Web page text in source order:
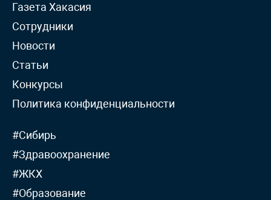
Газета Хакасия
Сотрудники
Новости
Статьи
Конкурсы
Политика конфиденциальности
#Сибирь
#Здравоохранение
#ЖКХ
#Образование